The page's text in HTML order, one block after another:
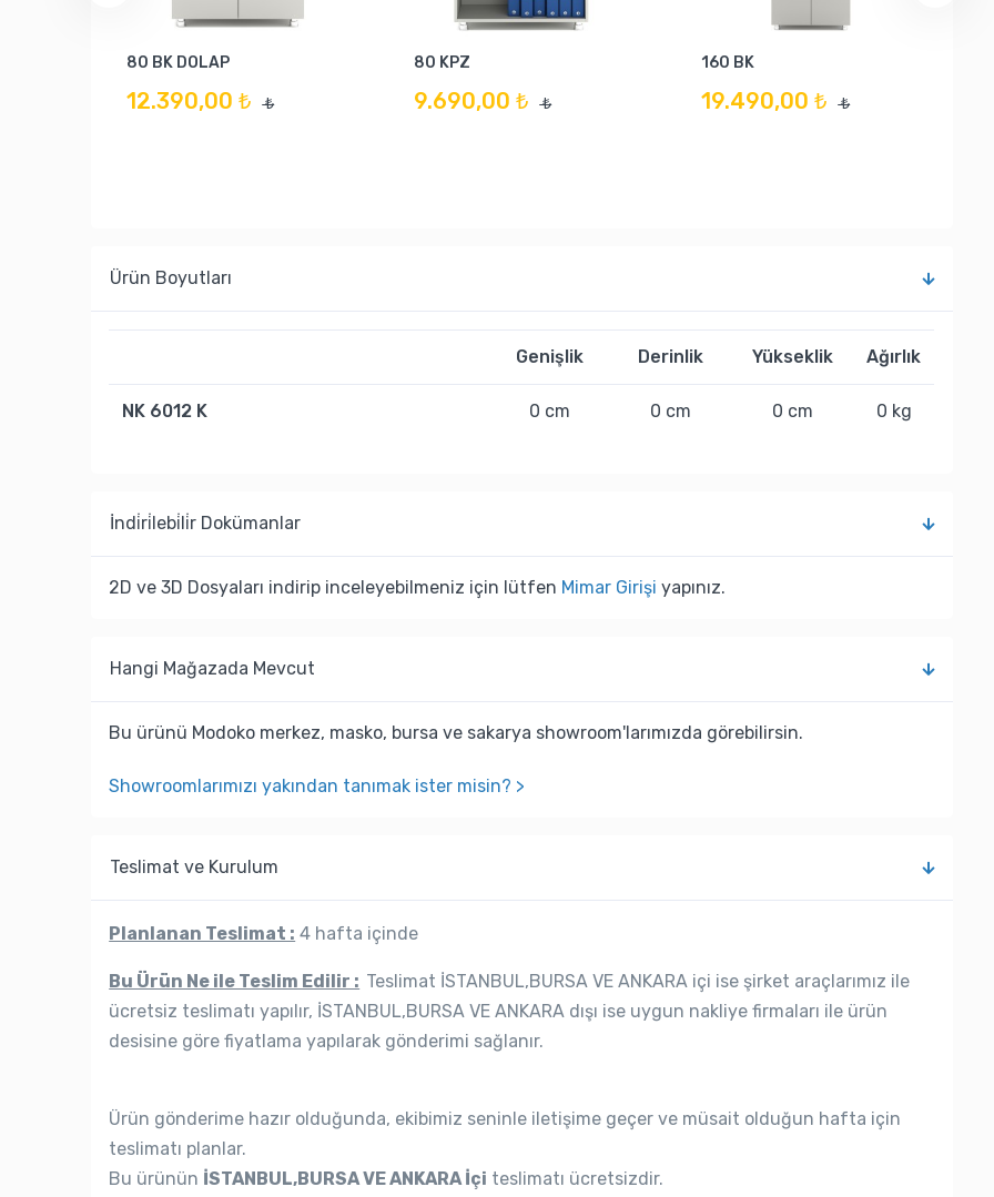
80 BK DOLAP
12.390,00 ₺ ₺
80 KPZ
9.690,00 ₺ ₺
160 BK
19.490,00 ₺ ₺
Ürün Boyutları
Genişlik Derinlik Yükseklik Ağırlık
NK 6012 K 0 cm 0 cm 0 cm 0 kg
İndi̇ri̇lebi̇li̇r Dokümanlar
2D ve 3D Dosyaları indirip inceleyebilmeniz için lütfen Mimar Girişi yapınız.
Hangi Mağazada Mevcut
Bu ürünü Modoko merkez, masko, bursa ve sakarya showroom'larımızda görebilirsin.
Showroomlarımızı yakından tanımak ister misin? >
Teslimat ve Kurulum
Planlanan Teslimat : 4 hafta içinde
Bu Ürün Ne ile Teslim Edilir : Teslimat İSTANBUL,BURSA VE ANKARA içi ise şirket araçlarımız ile
ücretsiz teslimatı yapılır, İSTANBUL,BURSA VE ANKARA dışı ise uygun nakliye firmaları ile ürün
desisine göre fiyatlama yapılarak gönderimi sağlanır.
Ürün gönderime hazır olduğunda, ekibimiz seninle iletişime geçer ve müsait olduğun hafta için
teslimatı planlar.
Bu ürünün İSTANBUL,BURSA VE ANKARA İçi teslimatı ücretsizdir.